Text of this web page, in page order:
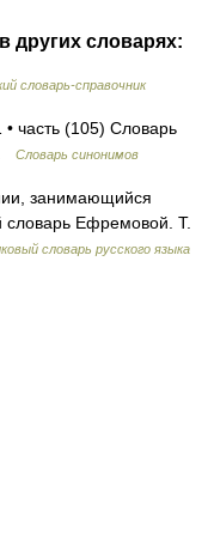
других словарях:
словарь-справочник
часть (105) Словарь
Словарь синонимов
занимающийся
словарь Ефремовой. Т.
словарь русского языка